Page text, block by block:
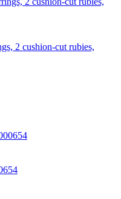
2 cushion-cut rubies,